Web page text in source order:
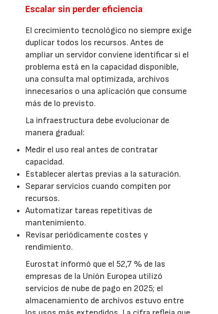
Escalar sin perder eficiencia
El crecimiento tecnológico no siempre exige
duplicar todos los recursos. Antes de
ampliar un servidor conviene identificar si el
problema está en la capacidad disponible,
una consulta mal optimizada, archivos
innecesarios o una aplicación que consume
más de lo previsto.
La infraestructura debe evolucionar de
manera gradual:
Medir el uso real antes de contratar
capacidad.
Establecer alertas previas a la saturación.
Separar servicios cuando compiten por
recursos.
Automatizar tareas repetitivas de
mantenimiento.
Revisar periódicamente costes y
rendimiento.
Eurostat informó que el 52,7 % de las
empresas de la Unión Europea utilizó
servicios de nube de pago en 2025; el
almacenamiento de archivos estuvo entre